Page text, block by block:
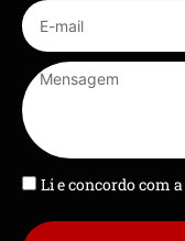
Li e concordo com a